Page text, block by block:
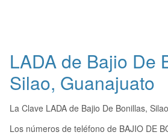
LADA de Bajio De
Silao, Guanajuato
La Clave LADA de Bajio De Bonillas,
Los números de teléfono de BAJIO DE